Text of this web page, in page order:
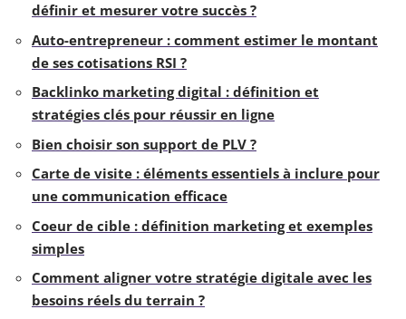
définir et mesurer votre succès ?
Auto-entrepreneur : comment estimer le montant
de ses cotisations RSI ?
Backlinko marketing digital : définition et
stratégies clés pour réussir en ligne
Bien choisir son support de PLV ?
Carte de visite : éléments essentiels à inclure pour
une communication efficace
Coeur de cible : définition marketing et exemples
simples
Comment aligner votre stratégie digitale avec les
besoins réels du terrain ?